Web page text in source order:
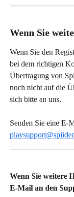
Wenn Sie
Wenn Sie den
bei dem richtigen
Übertragung von
noch nicht auf die
sich bitte an uns.
Senden Sie eine E-
Wenn Sie weitere
E-Mail an den